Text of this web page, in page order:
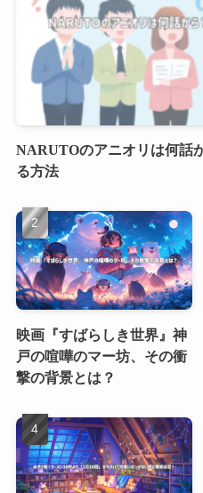
NARUTOのアニオリは何話
る方法
映画『すばらしき世界』神
戸の喧嘩のマー坊、その衝
撃の背景とは？